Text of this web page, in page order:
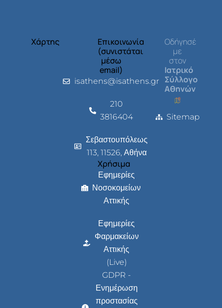
Χάρτης
Επικοινωνία
(συνιστάται
μέσω
email)
isathens@isathens.gr
210
3816404
Σεβαστουπόλεως
113, 11526, Αθήνα
Χρήσιμα
Εφημερίες
Νοσοκομείων
Αττικής
Εφημερίες
Φαρμακείων
Αττικής
(Live)
GDPR -
Ενημέρωση
προστασίας
Οδήγησέ
με
στον
Ιατρικό
Σύλλογο
Αθηνών
Sitemap